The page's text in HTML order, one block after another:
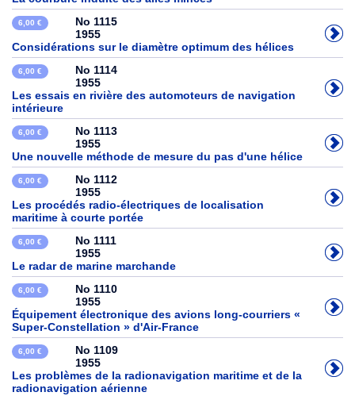
6,00 €
No 1115
1955
Considérations sur le diamètre optimum des hélices
6,00 €
No 1114
1955
Les essais en rivière des automoteurs de navigation
intérieure
6,00 €
No 1113
1955
Une nouvelle méthode de mesure du pas d'une hélice
6,00 €
No 1112
1955
Les procédés radio-électriques de localisation
maritime à courte portée
6,00 €
No 1111
1955
Le radar de marine marchande
6,00 €
No 1110
1955
Équipement électronique des avions long-courriers «
Super-Constellation » d'Air-France
6,00 €
No 1109
1955
Les problèmes de la radionavigation maritime et de la
radionavigation aérienne